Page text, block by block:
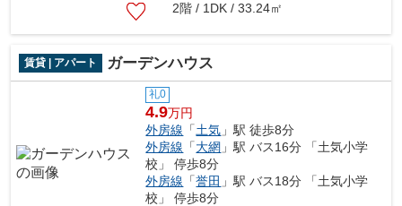
2階 / 1DK / 33.24㎡
賃貸 | アパート ガーデンハウス
礼0
4.9万円
外房線 「土気 」駅 徒歩8分
外房線 「大網 」駅 バス16分 「土気小学
校」 停歩8分
外房線 「誉田 」駅 バス18分 「土気小学
校」 停歩8分